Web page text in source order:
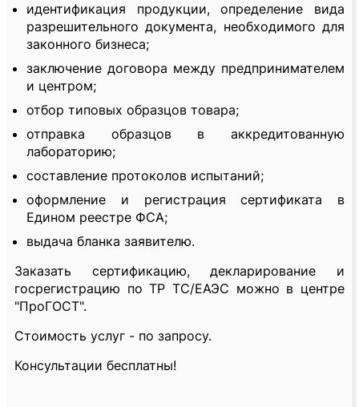
идентификация продукции, определение вида
разрешительного документа, необходимого для
законного бизнеса;
заключение договора между предпринимателем
и центром;
отбор типовых образцов товара;
отправка образцов в аккредитованную
лабораторию;
составление протоколов испытаний;
оформление и регистрация сертификата в
Едином реестре ФСА;
выдача бланка заявителю.
Заказать сертификацию, декларирование и
госрегистрацию по ТР ТС/ЕАЭС можно в центре
"ПроГОСТ".
Стоимость услуг - по запросу.
Консультации бесплатны!